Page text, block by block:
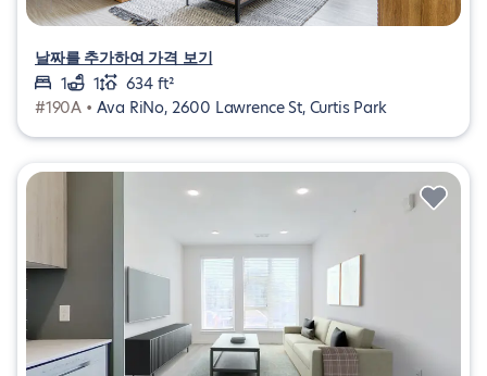
날짜를 추가하여 가격 보기
1
1
634 ft²
#190A • Ava RiNo, 2600 Lawrence St, Curtis Park